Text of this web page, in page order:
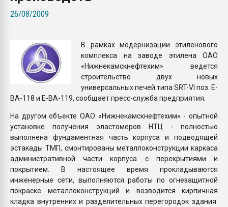
26/08/2009
В рамках модернизации эти­ленового
комплекса на заводе этилена ОАО
«Нижнекамскнефтехим» ведется
строительство двух новых
универсальных пе­чей типа SRT-VI поз. Е-
ВА-118 и Е-ВА-119, сообщает пресс-служба предприятия.
На другом объекте ОАО «Нижнекамскнефтехим» - опытной
установке по­лучения эластомеров НТЦ - пол­ностью
выполнена фундамент­ная часть корпуса и подводящей
эстакады ТМП, смонтированы металлоконструкции каркаса
административной части корпу­са с перекрытиями и
покрытием. В настоящее время прокладыва­ются
инженерные сети, выпол­няются работы по огнезащитной
покраске металлоконструкций и возводится кирпичная
кладка внутренних и разделительных перегородок здания.